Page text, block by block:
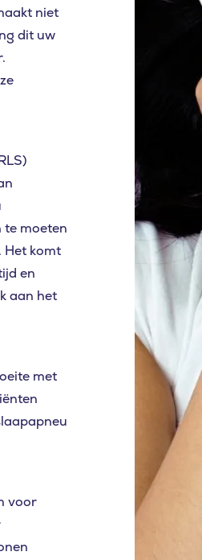
zoek
niet
dit uw
te moeten
Het komt
en
aan het
met
voor